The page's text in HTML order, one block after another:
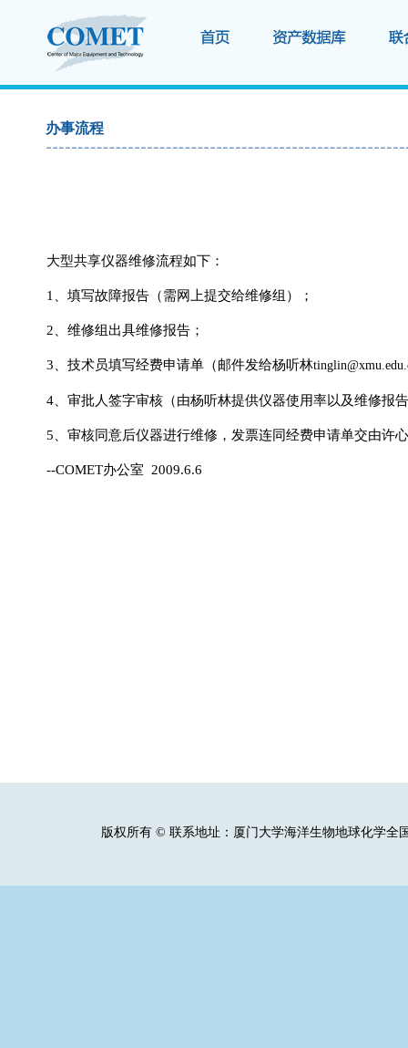
办事流程
大型共享仪器维修流程如下：
1 、填写故障报告（需网上提交给维修组）；
2 、维修组出具维修报告；
3 、技术员填写经费申请单（邮件发给杨听林
4 、审批人签字审核（由杨听林提供仪器使用率以及维修报
5 、审核同意后仪器进行维修，发票连同经费申请单交由许
--COMET办公室 2009.6.6